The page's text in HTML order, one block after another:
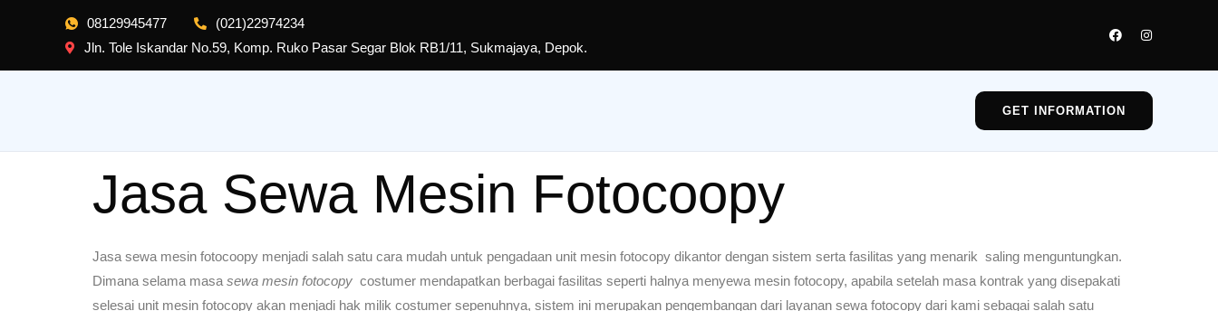
08129945477
(021)22974234
Jln. Tole Iskandar No.59, Komp. Ruko Pasar Segar Blok RB1/11, Sukmajaya, Depok.
GET INFORMATION
Jasa Sewa Mesin Fotocoopy
Jasa sewa mesin fotocoopy menjadi salah satu cara mudah untuk pengadaan unit mesin fotocopy dikantor dengan sistem serta fasilitas yang menarik saling menguntungkan.
Dimana selama masa sewa mesin fotocopy costumer mendapatkan berbagai fasilitas seperti halnya menyewa mesin fotocopy, apabila setelah masa kontrak yang disepakati
selesai unit mesin fotocopy akan menjadi hak milik costumer sepenuhnya, sistem ini merupakan pengembangan dari layanan sewa fotocopy dari kami sebagai salah satu